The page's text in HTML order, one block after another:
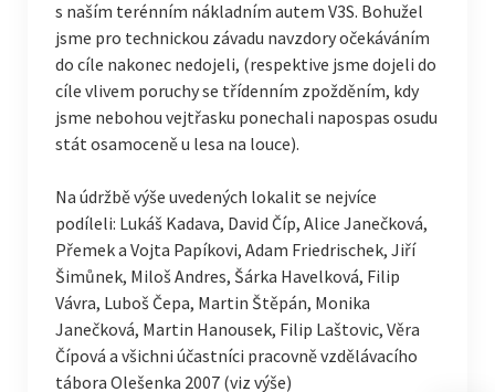
s naším terénním nákladním autem V3S. Bohužel
jsme pro technickou závadu navzdory očekáváním
do cíle nakonec nedojeli, (respektive jsme dojeli do
cíle vlivem poruchy se třídenním zpožděním, kdy
jsme nebohou vejtřasku ponechali napospas osudu
stát osamoceně u lesa na louce).
Na údržbě výše uvedených lokalit se nejvíce
podíleli: Lukáš Kadava, David Číp, Alice Janečková,
Přemek a Vojta Papíkovi, Adam Friedrischek, Jiří
Šimůnek, Miloš Andres, Šárka Havelková, Filip
Vávra, Luboš Čepa, Martin Štěpán, Monika
Janečková, Martin Hanousek, Filip Laštovic, Věra
Čípová a všichni účastníci pracovně vzdělávacího
tábora Olešenka 2007 (viz výše)